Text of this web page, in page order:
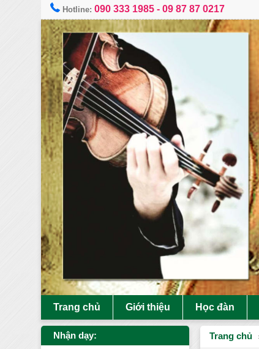
Hotline:090 333 1985 -09 87 87 0217
Trang chủ Giới thiệu Học đàn
Trang chủ
Nhận dạy: